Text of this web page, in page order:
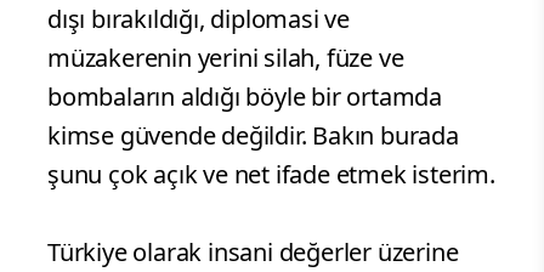
dışı bırakıldığı, diplomasi ve
müzakerenin yerini silah, füze ve
bombaların aldığı böyle bir ortamda
kimse güvende değildir. Bakın burada
şunu çok açık ve net ifade etmek isterim.
Türkiye olarak insani değerler üzerine